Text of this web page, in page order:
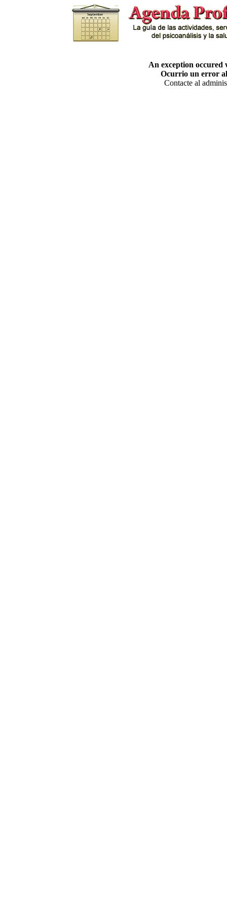
An exception
Ocurrio un error
Contacte al